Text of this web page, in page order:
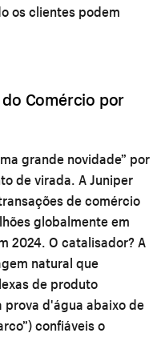
os clientes podem
Comércio por
grande novidade” por
de virada. A Juniper
de comércio
globalmente em
2024. O catalisador? A
natural que
de produto
prova d'água abaixo de
confiáveis o